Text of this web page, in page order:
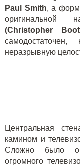
Paul
Smith, а
оригинальной
(Christopher
неразрывную
Центральная
камином и
Сложно было
огромного